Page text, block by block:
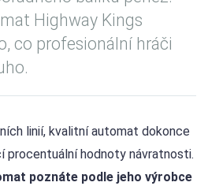
Highway Kings
co profesionální hráči
linií, kvalitní automat dokonce
procentuální hodnoty návratnosti.
poznáte podle jeho výrobce